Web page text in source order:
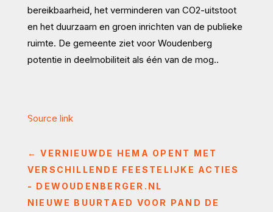
bereikbaarheid, het verminderen van CO2-uitstoot
en het duurzaam en groen inrichten van de publieke
ruimte. De gemeente ziet voor Woudenberg
potentie in deelmobiliteit als één van de mog..
Source link
←VERNIEUWDE HEMA OPENT MET
VERSCHILLENDE FEESTELIJKE ACTIES
- DEWOUDENBERGER.NL
NIEUWE BUURTAED VOOR PAND DE